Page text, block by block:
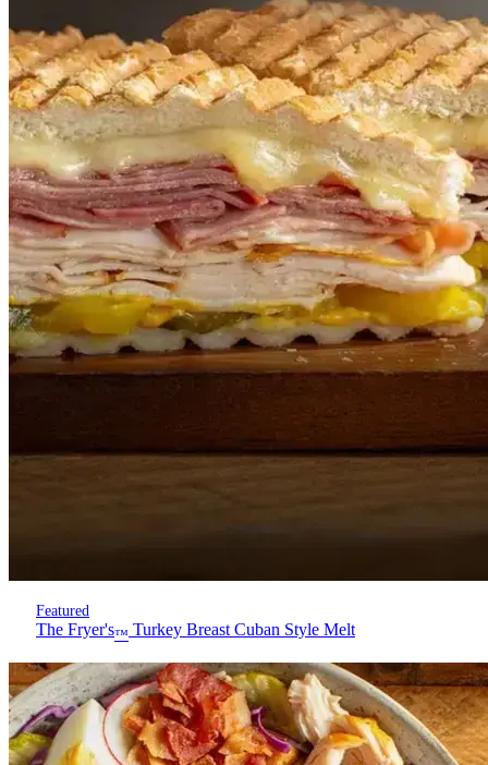
Featured
The Fryer's™ Turkey Breast Cuban Style Melt